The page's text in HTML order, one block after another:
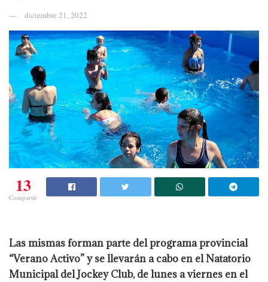
diciembre 21, 2022
13
Compartir
Las mismas forman parte del programa provincial
“Verano Activo” y se llevarán a cabo en el Natatorio
Municipal del Jockey Club, de lunes a viernes en el